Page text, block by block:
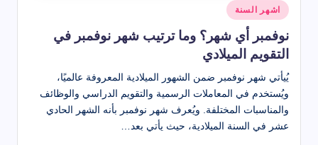
نُشر
في
اشهر السنة
نوفمبر أي شهر؟ وما ترتيب شهر نوفمبر في
التقويم الميلادي
يُيأتي شهر نوفمبر ضمن الشهور الميلادية المعروفة عالميًا،
ويُستخدم في المعاملات الرسمية والتقويم الدراسي والوظائف
والمناسبات المختلفة. ويُعرف شهر نوفمبر بأنه الشهر الحادي
عشر في السنة الميلادية، حيث يأتي بعد…